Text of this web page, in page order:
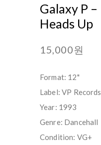
Galaxy P ‎–
Heads Up
15,000원
Format: 12"
Label: VP Records
Year: 1993
Genre: Dancehall
Condition: VG+